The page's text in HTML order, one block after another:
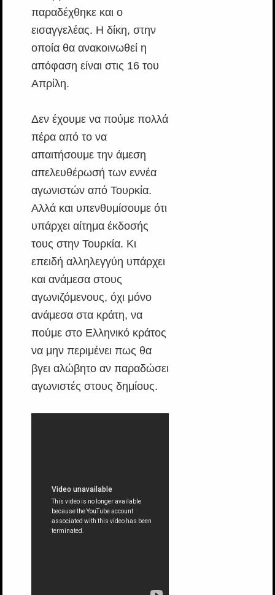
παραδέχθηκε και ο
εισαγγελέας. Η δίκη, στην
οποία θα ανακοινωθεί η
απόφαση είναι στις 16 του
Απρίλη.
Δεν έχουμε να πούμε πολλά
πέρα από το να
απαιτήσουμε την άμεση
απελευθέρωσή των εννέα
αγωνιστών από Τουρκία.
Αλλά και υπενθυμίσουμε ότι
υπάρχει αίτημα έκδοσής
τους στην Τουρκία. Κι
επειδή αλληλεγγύη υπάρχει
και ανάμεσα στους
αγωνιζόμενους, όχι μόνο
ανάμεσα στα κράτη, να
πούμε στο Ελληνικό κράτος
να μην περιμένει πως θα
βγει αλώβητο αν παραδώσει
αγωνιστές στους δημίους.